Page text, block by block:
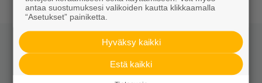
Jaa somessa
antaa suostumuksesi valikoiden kautta klikkaamalla
“Asetukset” painiketta.
Hyväksy kaikki
Estä kaikki